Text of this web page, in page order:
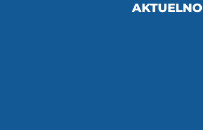
AKTUELNO